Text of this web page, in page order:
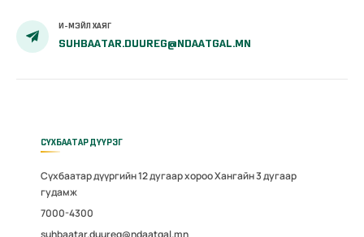
И-МЭЙЛ ХАЯГ
SUHBAATAR.DUUREG@NDAATGAL.MN
СҮХБААТАР ДҮҮРЭГ
Сүхбаатар дүүргийн 12 дугаар хороо Хангайн 3 дугаар
гудамж
7000-4300
suhbaatar.duureg@ndaatgal.mn